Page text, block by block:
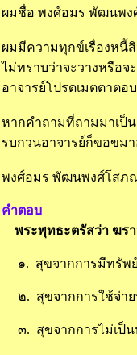
ผมชื่อ พงศ์อมร พัฒนพ
ผมมีความทุกข์เรื่องหนี้
ไม่ทราบว่าจะวางหรือจ
อาจารย์โปรดเมตตาตอ
หากคำถามที่ถามมาเป็น
รบกวนอาจารย์ก็ขอขม
พงศ์อมร พัฒนพงศ์โสภ
คำตอบ
พระพุทธะตรัสว่า ฆร
๑. สุขจากการมีทรัพย์
๒. สุขจากการใช้จ่าย
๓. สุขจากการไม่เป็